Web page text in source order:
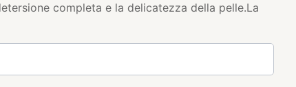
completa e la delicatezza della pelle.La